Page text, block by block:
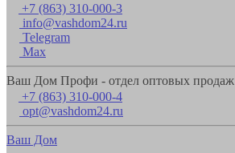
+7 (863) 310-000-3
info@vashdom24.ru
Telegram
Max
Ваш Дом Профи - отдел оптовых продаж
+7 (863) 310-000-4
opt@vashdom24.ru
Ваш Дом